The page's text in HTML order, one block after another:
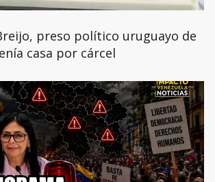
preso político uruguayo de
casa por cárcel